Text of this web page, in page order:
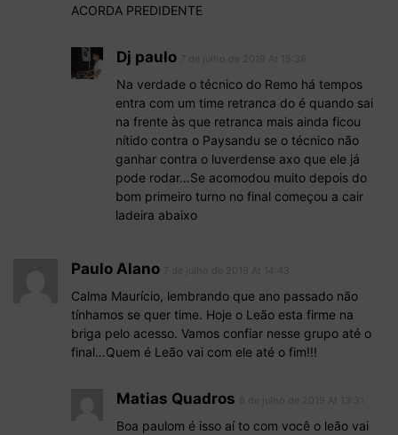
ACORDA PREDIDENTE
Dj paulo
Na verdade o técnico do Remo há tempos
entra com um time retranca do é quando sai
na frente às que retranca mais ainda ficou
nítido contra o Paysandu se o técnico não
ganhar contra o luverdense axo que ele já
pode rodar…Se acomodou muito depois do
bom primeiro turno no final começou a cair
ladeira abaixo
Paulo Alano
Calma Maurício, lembrando que ano passado não
tínhamos se quer time. Hoje o Leão esta firme na
briga pelo acesso. Vamos confiar nesse grupo até o
final…Quem é Leão vai com ele até o fim!!!
Matias Quadros
Boa paulom é isso aí to com você o leão vai